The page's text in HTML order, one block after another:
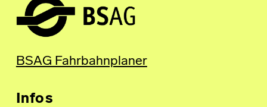
BSAG Fahrbahnplaner
Infos